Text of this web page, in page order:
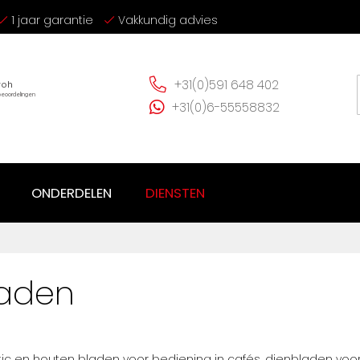
1 jaar garantie Vakkundig advies
+31(0)591 648 402
+31(0)6-55558832
ONDERDELEN DIENSTEN